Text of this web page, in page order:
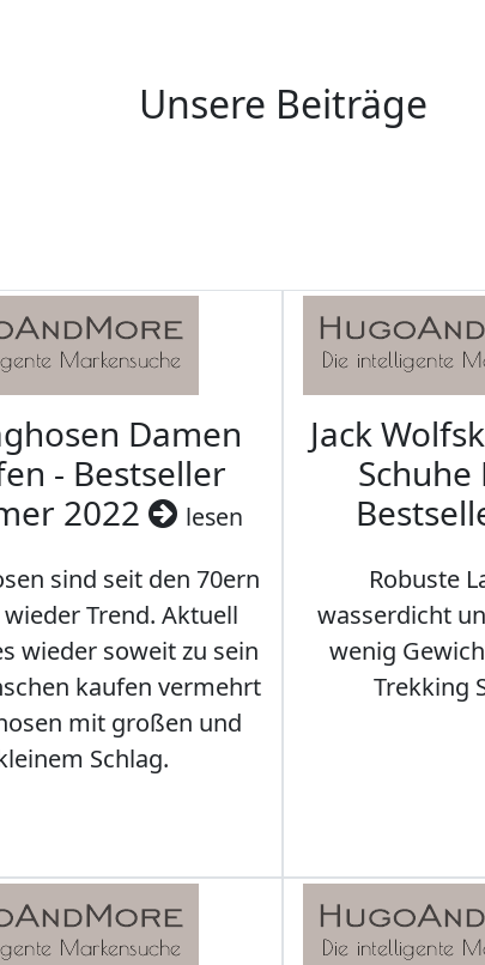
Unsere Beiträge
Damen
- Bestseller
2022
lesen
sind seit den 70ern
Trend. Aktuell
wieder soweit zu sein
kaufen vermehrt
mit großen und
Schlag.
Jack
Robuste
wasserdicht
wenig
Trekking